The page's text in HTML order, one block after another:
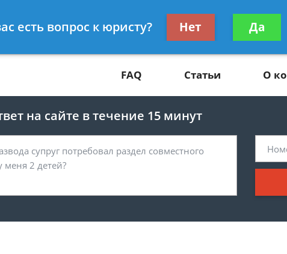
Получите
FAQ Статьи О
на сайте в течение 15 минут
есть вопрос к юристу? Нет Да